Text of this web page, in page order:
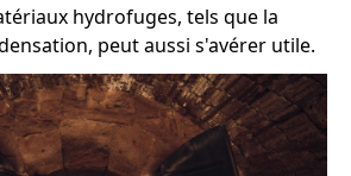
hydrofuges, tels que la
peut aussi s'avérer utile.